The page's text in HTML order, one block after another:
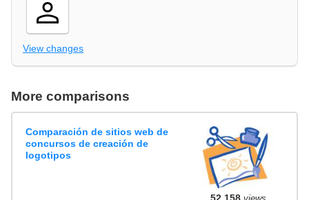
View changes
More comparisons
Comparación de sitios web de
concursos de creación de
logotipos